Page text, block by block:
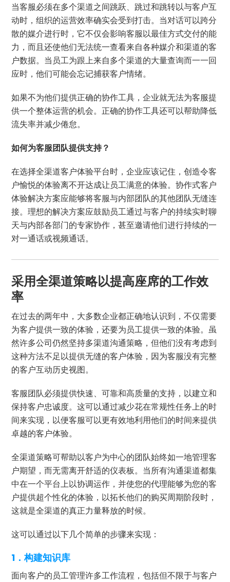
当客服必须在多个渠道之间跳跃、跳过和跳转以与客户互
动时，组织的运营效率确实会受到打击。当对话可以跨分
散的媒介进行时，它不仅会影响客服以最佳方式交付的能
力，而且还使他们无法统一查看来自各种媒介和渠道的客
户数据。当员工为跟上来自多个渠道的大量查询而一一回
应时，他们可能会忘记捕获客户情绪。
如果不为他们提供正确的协作工具，企业就无法为客服提
供一个整体运营的机会。正确的协作工具还可以帮助降低
流失率并减少倦怠。
如何为客服团队提供支持？
在选择全渠道客户体验平台时，企业应该记住，创造令客
户愉悦的体验离不开达成让员工满意的体验。协作式客户
体验解决方案应能够将客服与内部团队的其他团队无缝连
接。理想的解决方案应鼓励员工通过与客户的持续实时聊
天与内部各部门的专家协作，甚至邀请他们进行持续的一
对一通话或视频通话。
采用全渠道策略以提高座席的工作效
率
在过去的两年中，大多数企业都正确地认识到，不仅需要
为客户提供一致的体验，还要为员工提供一致的体验。虽
然许多公司仍然坚持多渠道沟通策略，但他们没有考虑到
这种方法不足以提供无缝的客户体验，因为客服没有完整
的客户互动历史视图。
客服团队必须提供快速、可靠和高质量的支持，以建立和
保持客户忠诚度。这可以通过减少花在常规性任务上的时
间来实现，以便客服可以更有效地利用他们的时间来提供
卓越的客户体验。
全渠道策略可帮助以客户为中心的团队始终如一地管理客
户期望，而无需离开舒适的仪表板。当所有沟通渠道都集
中在一个平台上以协调运作，并使您的代理能够为您的客
户提供超个性化的体验，以拓长他们的购买周期阶段时，
这就是全渠道的真正力量释放的时候。
这可以通过以下几个简单的步骤来实现：
1．构建知识库
面向客户的员工管理许多工作流程，包括但不限于与客户